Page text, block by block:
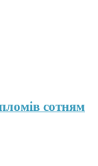
сотням